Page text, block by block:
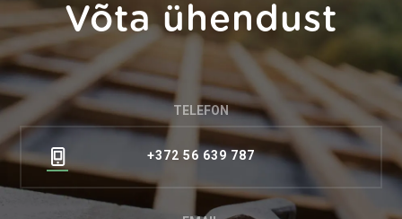
Võta ühendust
TELEFON
+372 56 639 787